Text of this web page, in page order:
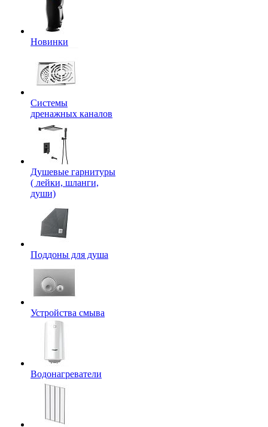
Новинки
Системы
дренажных каналов
Душевые гарнитуры
( лейки, шланги,
души)
Поддоны для душа
Устройства смыва
Водонагреватели